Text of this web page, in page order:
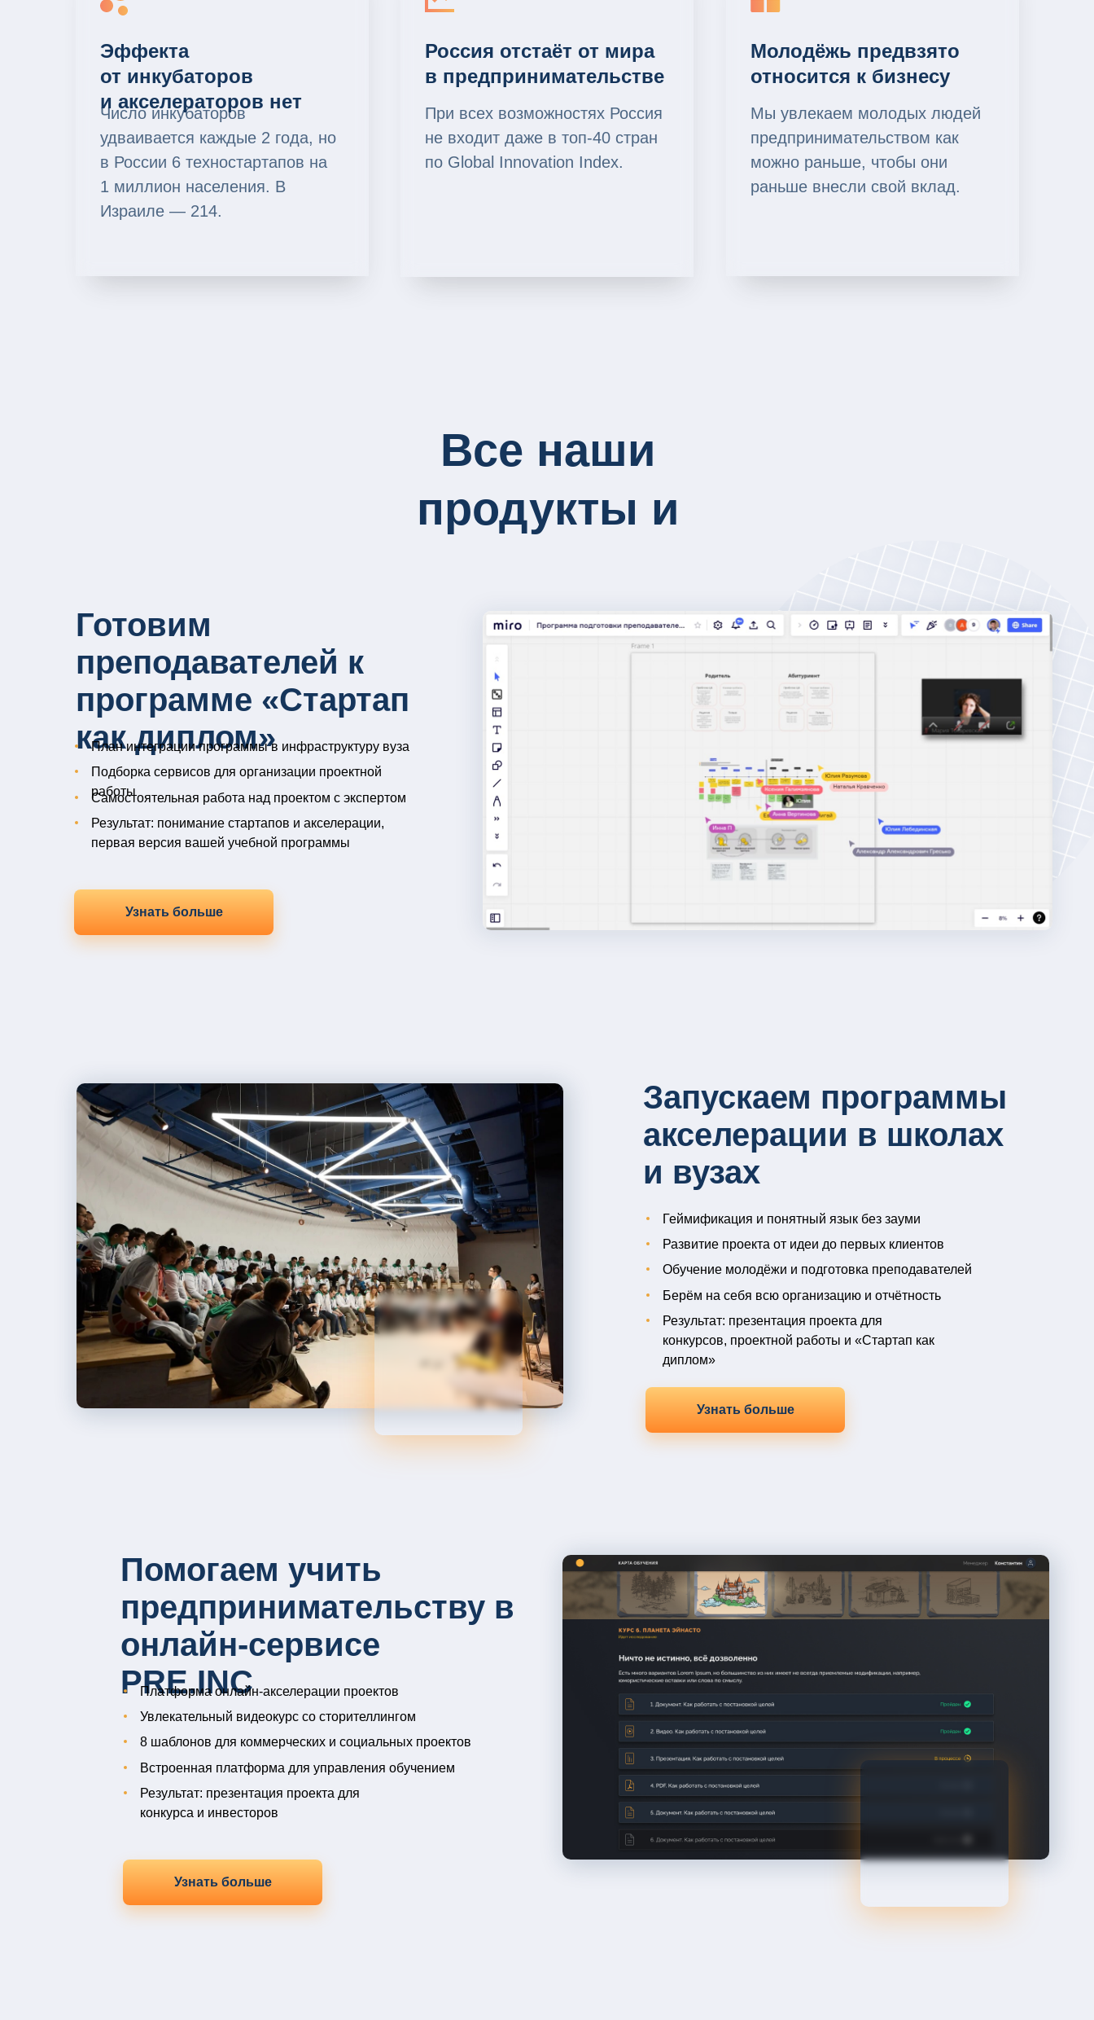
Число инкубаторов
удваивается каждые 2 года, но
в России 6 техностартапов на
1 миллион населения. В
Израиле — 214.
Эффекта
от инкубаторов
и акселераторов нет
Мы увлекаем молодых людей
предпринимательством как
можно раньше, чтобы они
раньше внесли свой вклад.
Молодёжь предвзято
относится к бизнесу
При всех возможностях Россия
не входит даже в топ-40 стран
по Global Innovation Index.
Россия отстаёт от мира
в предпринимательстве
Все наши
продукты и
Готовим
преподавателей к
программе «Стартап
как диплом»
План интеграции программы в инфраструктуру вуза
Подборка сервисов для организации проектной
работы
Самостоятельная работа над проектом с экспертом
Результат: понимание стартапов и акселерации,
первая версия вашей учебной программы
Узнать больше
Запускаем программы
акселерации в школах
и вузах
Геймификация и понятный язык без зауми
Развитие проекта от идеи до первых клиентов
Обучение молодёжи и подготовка преподавателей
Берём на себя всю организацию и отчётность
Результат: презентация проекта для
конкурсов, проектной работы и «Стартап как
диплом»
Узнать больше
Помогаем учить
предпринимательству в
онлайн-сервисе
PRE.INC
Платформа онлайн-акселерации проектов
Увлекательный видеокурс со сторителлингом
8 шаблонов для коммерческих и социальных проектов
Встроенная платформа для управления обучением
Результат: презентация проекта для
конкурса и инвесторов
Узнать больше